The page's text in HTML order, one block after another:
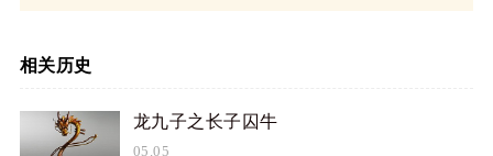
相关历史
龙九子之长子囚牛
05.05